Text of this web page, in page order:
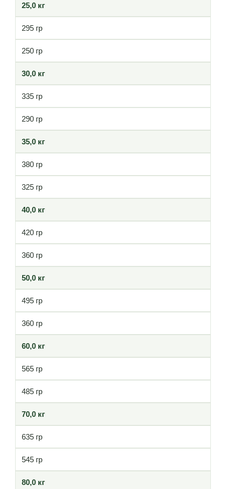
25,0 кг
295 гр
250 гр
30,0 кг
335 гр
290 гр
35,0 кг
380 гр
325 гр
40,0 кг
420 гр
360 гр
50,0 кг
495 гр
360 гр
60,0 кг
565 гр
485 гр
70,0 кг
635 гр
545 гр
80,0 кг